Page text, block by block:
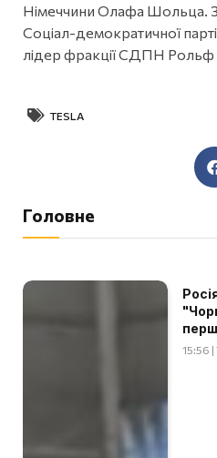
Німеччини Олафа Шольца.
Соціал-демократичної
лідер фракції СДПН Рольф
TESLA
Головне
15:56